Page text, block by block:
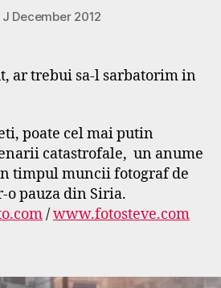
Post
author
d
s
J December 2012
ar trebui sa-l sarbatorim in
poate cel mai putin
catastrofale, un anume
timpul muncii fotograf de
pauza din Siria.
/www.fotosteve.com